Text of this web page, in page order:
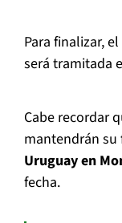
Para finalizar,
será tramitada
Cabe recordar
mantendrán
Uruguay en
fecha.